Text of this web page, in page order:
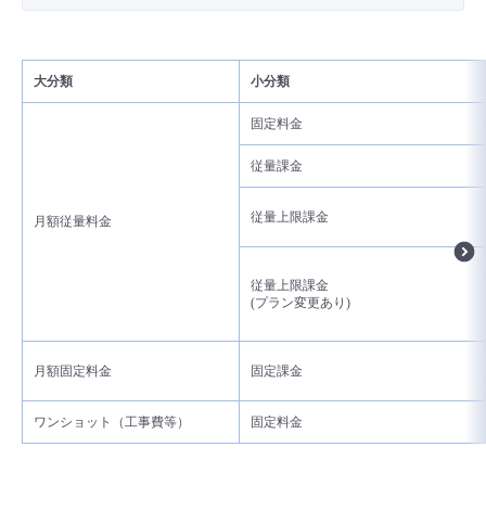
- APIリファレンス
- クラウド / サーバー
- vUTM2
- リモートワーク
- ITインフラストラクチャー
大分類 小分類
月額従量料金
固定料金
従量課金
従量上限課金
従量上限課金
(プラン変更あり)
月額固定料金 固定課金
ワンショット（工事費等） 固定料金